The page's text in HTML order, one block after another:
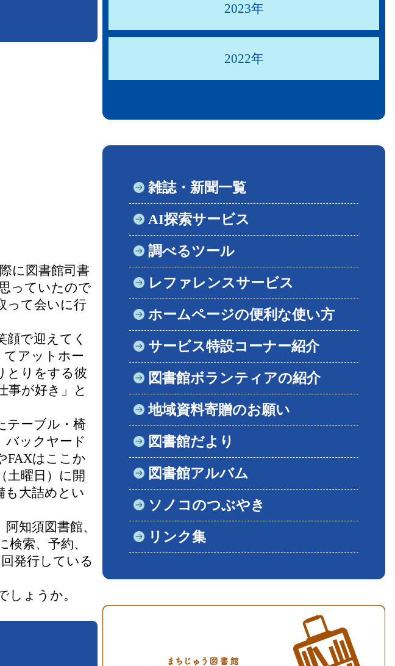
に図書館司書
っていたので
って会いに行
で迎えてく
てアットホー
とりをする彼
事が好き」と
テーブル・椅
バックヤード
FAXはここか
土曜日）に開
も大詰めとい
知須図書館、
索、予約、
発行している
しょうか。
2023年
2022年
雑誌・新聞一覧
AI探索サービス
調べるツール
レファレンスサービス
ホームページの便利な使い方
サービス特設コーナー紹介
図書館ボランティアの紹介
地域資料寄贈のお願い
図書館だより
図書館アルバム
ソノコのつぶやき
リンク集